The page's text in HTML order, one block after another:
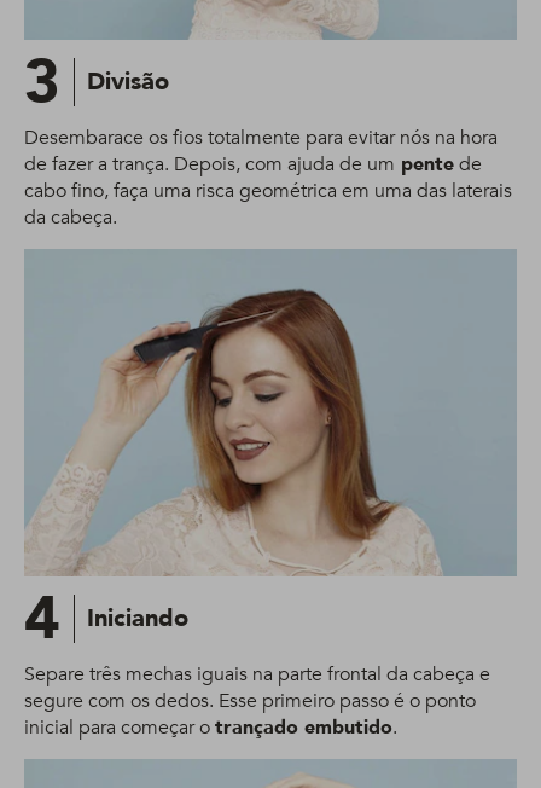
3 Divisão
Desembarace os fios totalmente para evitar nós na hora
de fazer a trança. Depois, com ajuda de um pentede
cabo fino, faça uma risca geométrica em uma das laterais
da cabeça.
4 Iniciando
Separe três mechas iguais na parte frontal da cabeça e
segure com os dedos. Esse primeiro passo é o ponto
inicial para começar otrançado embutido.